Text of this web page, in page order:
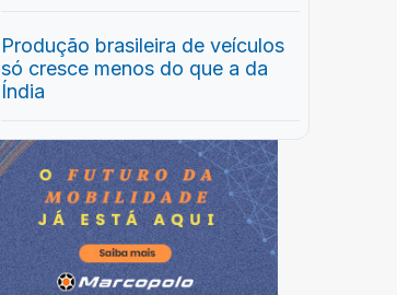
Produção brasileira de veículos
só cresce menos do que a da
Índia